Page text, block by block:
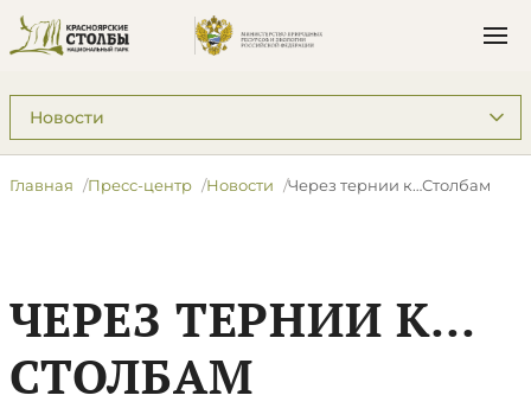
Подразделы: Пресс-центр
Главная Пресс-центр Новости Через тернии к…Столбам
ЧЕРЕЗ ТЕРНИИ К…
СТОЛБАМ